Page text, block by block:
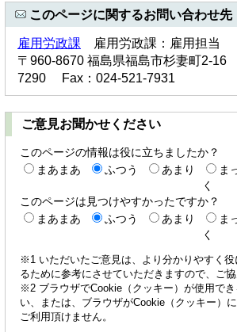
このページに関するお問い合わせ先
雇用労政課 雇用労政課：雇用担当
〒960-8670 福島県福島市杉妻町2-
7290 Fax：024-521-7931
ご意見お聞かせください
このページの情報は役に立ちましたか？
まあまあ
ふつう あまり
ま
く
このページは見つけやすかったですか？
まあまあ
ふつう あまり
ま
く
※1 いただいたご意見は、より分かりやすく
るために参考にさせていただきますので、ご
※2 ブラウザでCookie（クッキー）が使用で
い、または、ブラウザがCookie（クッキー）
ご利用頂けません。